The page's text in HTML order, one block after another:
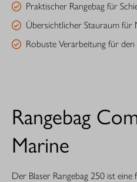
Praktischer Rangebag für
Übersichtlicher Stauraum
Robuste Verarbeitung für den
Rangebag
Marine
Der Blaser Rangebag 250 ist